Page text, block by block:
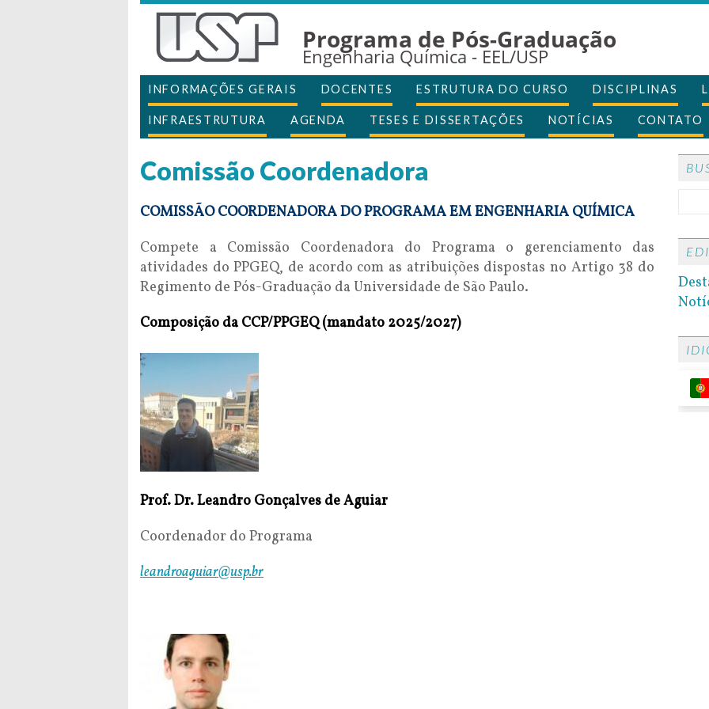
Programa de Pós-Graduação
Engenharia Química - EEL/USP
INFORMAÇÕES GERAIS DOCENTES ESTRUTURA DO CURSO DISCIPLINAS
INFRAESTRUTURA AGENDA TESES E DISSERTAÇÕES NOTÍCIAS CONTATO
Comissão Coordenadora
COMISSÃO COORDENADORA DOPROGRAMAEM ENGENHARIA QUÍMICA
Compete a Comissão Coordenadora do Programa o gerenciamento das
atividades do PPGEQ, de acordo com as atribuições dispostas no Artigo 38 do
Regimento de Pós-Graduação da Universidade de São Paulo.
Composição da CCP/PPGEQ (mandato 2025/2027)
Prof. Dr. Leandro Gonçalves de Aguiar
Coordenador do Programa
leandroaguiar@usp.br